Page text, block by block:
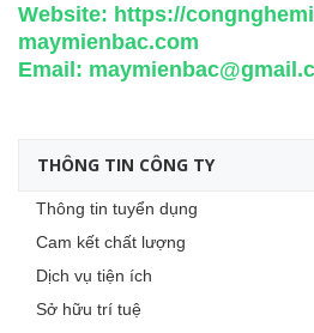
Website: https://
maymienbac.com
Email:
THÔNG TIN CÔNG TY
Thông tin tuyển dụng
Cam kết chất lượng
Dịch vụ tiện ích
Sở hữu trí tuệ